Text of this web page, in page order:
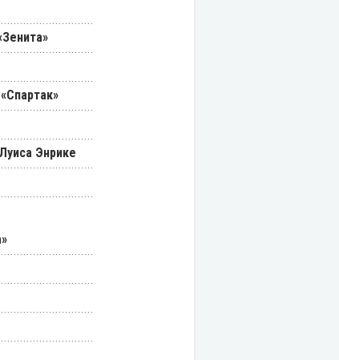
Энрике